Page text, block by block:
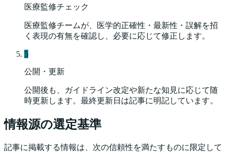
医療監修チェック
医療監修チームが、医学的正確性・最新性・誤解を招
く表現の有無を確認し、必要に応じて修正します。
5
公開・更新
公開後も、ガイドライン改定や新たな知見に応じて随
時更新します。最終更新日は記事に明記しています。
情報源の選定基準
記事に掲載する情報は、次の信頼性を満たすものに限定して